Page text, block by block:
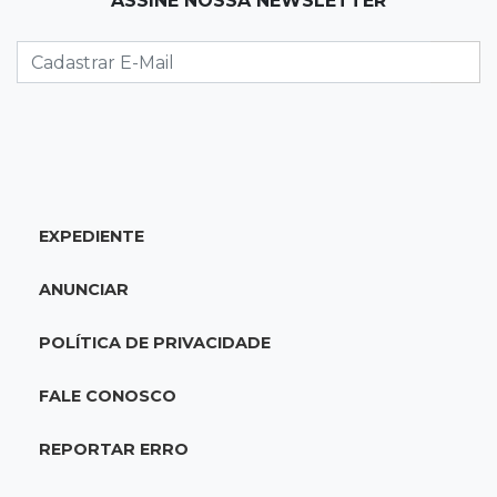
acidente com F-1000 na Av. Heráclito
18:28Concurso 3.042
acumulado em R$ 165 milhões
Produção de biodiesel cresce 32% em MS e
EXPEDIENTE
ANUNCIAR
POLÍTICA DE PRIVACIDADE
FALE CONOSCO
REPORTAR ERRO